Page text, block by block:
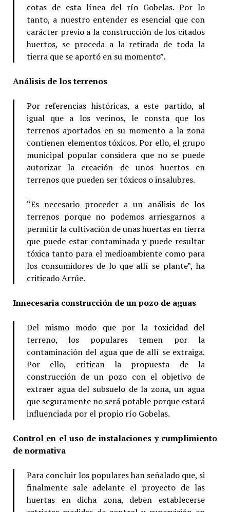
cotas de esta línea del río Gobelas. Por lo
tanto, a nuestro entender es esencial que con
carácter previo a la construcción de los citados
huertos, se proceda a la retirada de toda la
tierra que se aportó en su momento”.
Análisis de los terrenos
Por referencias históricas, a este partido, al
igual que a los vecinos, le consta que los
terrenos aportados en su momento a la zona
contienen elementos tóxicos. Por ello, el grupo
municipal popular considera que no se puede
autorizar la creación de unos huertos en
terrenos que pueden ser tóxicos o insalubres.
“Es necesario proceder a un análisis de los
terrenos porque no podemos arriesgarnos a
permitir la cultivación de unas huertas en tierra
que puede estar contaminada y puede resultar
tóxica tanto para el medioambiente como para
los consumidores de lo que allí se plante”, ha
criticado Arrúe.
Innecesaria construcción de un pozo de aguas
Del mismo modo que por la toxicidad del
terreno, los populares temen por la
contaminación del agua que de allí se extraiga.
Por ello, critican la propuesta de la
construcción de un pozo con el objetivo de
extraer agua del subsuelo de la zona, un agua
que seguramente no será potable porque estará
influenciada por el propio río Gobelas.
Control en el uso de instalaciones y cumplimiento
de normativa
Para concluir los populares han señalado que, si
finalmente sale adelante el proyecto de las
huertas en dicha zona, deben establecerse